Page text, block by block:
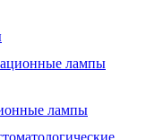
лампы